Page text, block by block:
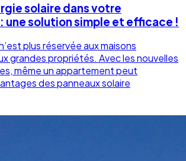
solaire dans votre
une solution simple et efficace !
plus réservée aux maisons
grandes propriétés. Avec les nouvelles
même un appartement peut
des panneaux solaire